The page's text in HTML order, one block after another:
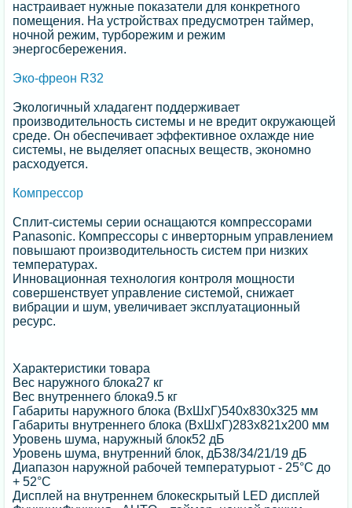
настраивает нужные показатели для конкретного
помещения. На устройствах предусмотрен таймер,
ночной режим, турборежим и режим
энергосбережения.
Эко-фреон R32
Экологичный хладагент поддерживает
производительность системы и не вредит окружающей
среде. Он обеспечивает эффективное охлажде ние
системы, не выделяет опасных веществ, экономно
расходуется.
Компрессор
Сплит-системы серии оснащаются компрессорами
Panasonic. Компрессоры с инверторным управлением
повышают производительность систем при низких
температурах.
Инновационная технология контроля мощности
совершенствует управление системой, снижает
вибрации и шум, увеличивает эксплуатационный
ресурс.
Характеристики товара
Вес наружного блока27 кг
Вес внутреннего блока9.5 кг
Габариты наружного блока (ВхШхГ)540х830х325 мм
Габариты внутреннего блока (ВхШхГ)283х821х200 мм
Уровень шума, наружный блок52 дБ
Уровень шума, внутренний блок, дБ38/34/21/19 дБ
Диапазон наружной рабочей температурыот - 25°C до
+ 52°C
Дисплей на внутреннем блокескрытый LED дисплей